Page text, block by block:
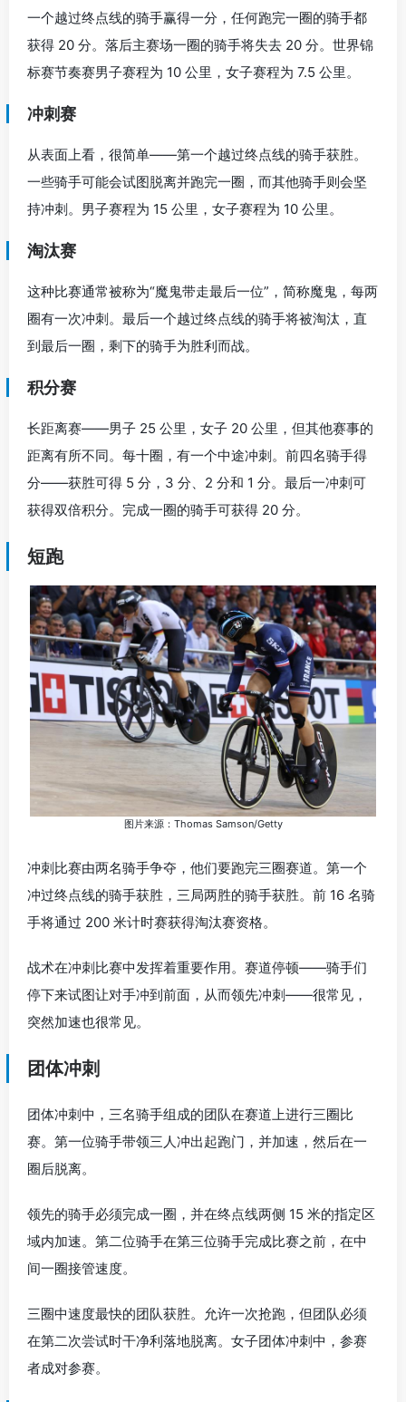
一个越过终点线的骑手赢得一分，任何跑完一圈的骑手都
获得 20 分。落后主赛场一圈的骑手将失去 20 分。世界锦
标赛节奏赛男子赛程为 10 公里，女子赛程为 7.5 公里。
冲刺赛
从表面上看，很简单——第一个越过终点线的骑手获胜。
一些骑手可能会试图脱离并跑完一圈，而其他骑手则会坚
持冲刺。男子赛程为 15 公里，女子赛程为 10 公里。
淘汰赛
这种比赛通常被称为“魔鬼带走最后一位”，简称魔鬼，每两
圈有一次冲刺。最后一个越过终点线的骑手将被淘汰，直
到最后一圈，剩下的骑手为胜利而战。
积分赛
长距离赛——男子 25 公里，女子 20 公里，但其他赛事的
距离有所不同。每十圈，有一个中途冲刺。前四名骑手得
分——获胜可得 5 分，3 分、2 分和 1 分。最后一冲刺可
获得双倍积分。完成一圈的骑手可获得 20 分。
短跑
图片来源：Thomas Samson/Getty
冲刺比赛由两名骑手争夺，他们要跑完三圈赛道。第一个
冲过终点线的骑手获胜，三局两胜的骑手获胜。前 16 名骑
手将通过 200 米计时赛获得淘汰赛资格。
战术在冲刺比赛中发挥着重要作用。赛道停顿——骑手们
停下来试图让对手冲到前面，从而领先冲刺——很常见，
突然加速也很常见。
团体冲刺
团体冲刺中，三名骑手组成的团队在赛道上进行三圈比
赛。第一位骑手带领三人冲出起跑门，并加速，然后在一
圈后脱离。
领先的骑手必须完成一圈，并在终点线两侧 15 米的指定区
域内加速。第二位骑手在第三位骑手完成比赛之前，在中
间一圈接管速度。
三圈中速度最快的团队获胜。允许一次抢跑，但团队必须
在第二次尝试时干净利落地脱离。女子团体冲刺中，参赛
者成对参赛。